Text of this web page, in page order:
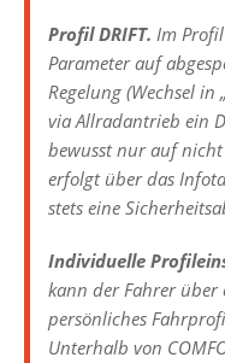
Profil DRIFT. Im Profil
Parameter auf
Regelung (Wechsel in
via Allradantrieb ein
bewusst nur auf
erfolgt über das
stets eine
Individuelle
kann der Fahrer über
persönliches
Unterhalb von